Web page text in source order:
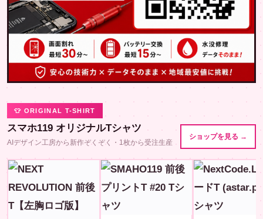
👕 ORIGINAL T-SHIRT
スマホ119 オリジナルTシャツ
AIデザイン工房から新作ぞくぞく・1枚から受注生産
ショップを見る →